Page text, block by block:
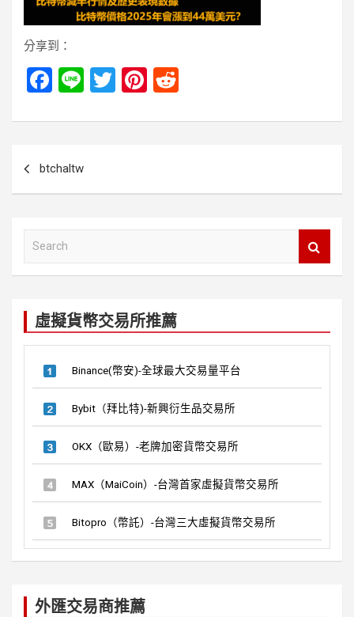
分享到：
F
ce
b
o
Li
e
T
tt
Pi
er d
btchaltw
虛擬貨幣交易所推薦
Binance(幣安)-全球最大交易量平台
Bybit（拜比特)-新興衍生品交易所
OKX（歐易）-老牌加密貨幣交易所
MAX（MaiCoin）-台灣首家虛擬貨幣交易所
Bitopro（幣託）-台灣三大虛擬貨幣交易所
外匯交易商推薦